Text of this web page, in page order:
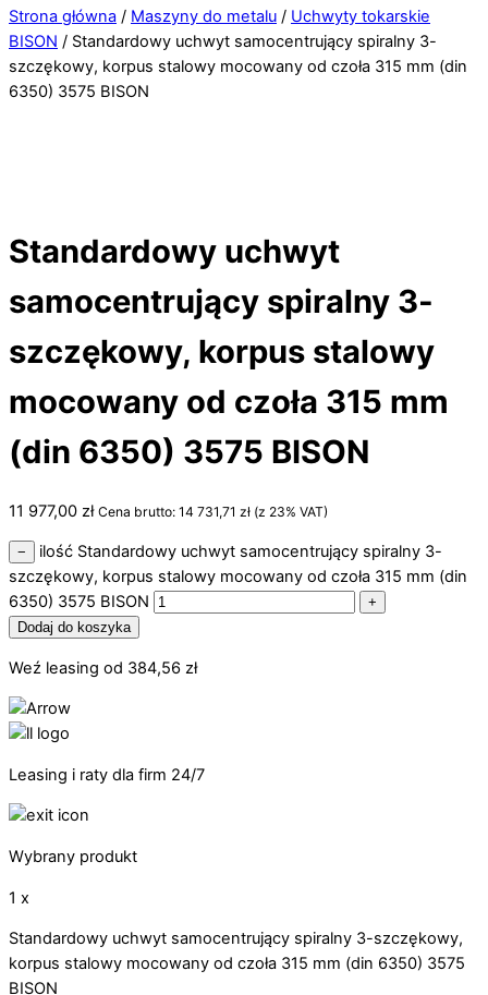
Strona główna / Maszyny do metalu / Uchwyty tokarskie
BISON / Standardowy uchwyt samocentrujący spiralny 3-
szczękowy, korpus stalowy mocowany od czoła 315 mm (din
6350) 3575 BISON
Standardowy uchwyt
samocentrujący spiralny 3-
szczękowy, korpus stalowy
mocowany od czoła 315 mm
(din 6350) 3575 BISON
11 977,00 zł Cena brutto: 14 731,71 zł (z 23% VAT)
−
ilość Standardowy uchwyt samocentrujący spiralny 3-
szczękowy, korpus stalowy mocowany od czoła 315 mm (din
6350) 3575 BISON
+
Dodaj do koszyka
Weź leasing od 384,56 zł
Leasing i raty dla firm 24/7
Wybrany produkt
1 x
Standardowy uchwyt samocentrujący spiralny 3-szczękowy,
korpus stalowy mocowany od czoła 315 mm (din 6350) 3575
BISON